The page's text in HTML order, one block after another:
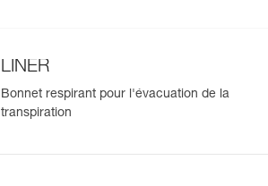
LINER
Bonnet respirant pour l'évacuation de la
transpiration